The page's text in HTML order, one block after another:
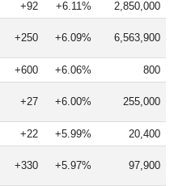
+92 +6.11% 2,850,000
+250 +6.09% 6,563,900
+600 +6.06% 800
+27 +6.00% 255,000
+22 +5.99% 20,400
+330 +5.97% 97,900